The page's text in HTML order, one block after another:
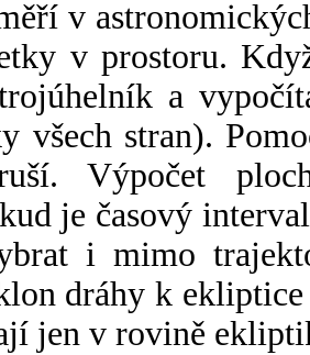
v
v prostoru.
a
všech stran).
Výpočet
je časový
i mimo
dráhy k
jen v rovině